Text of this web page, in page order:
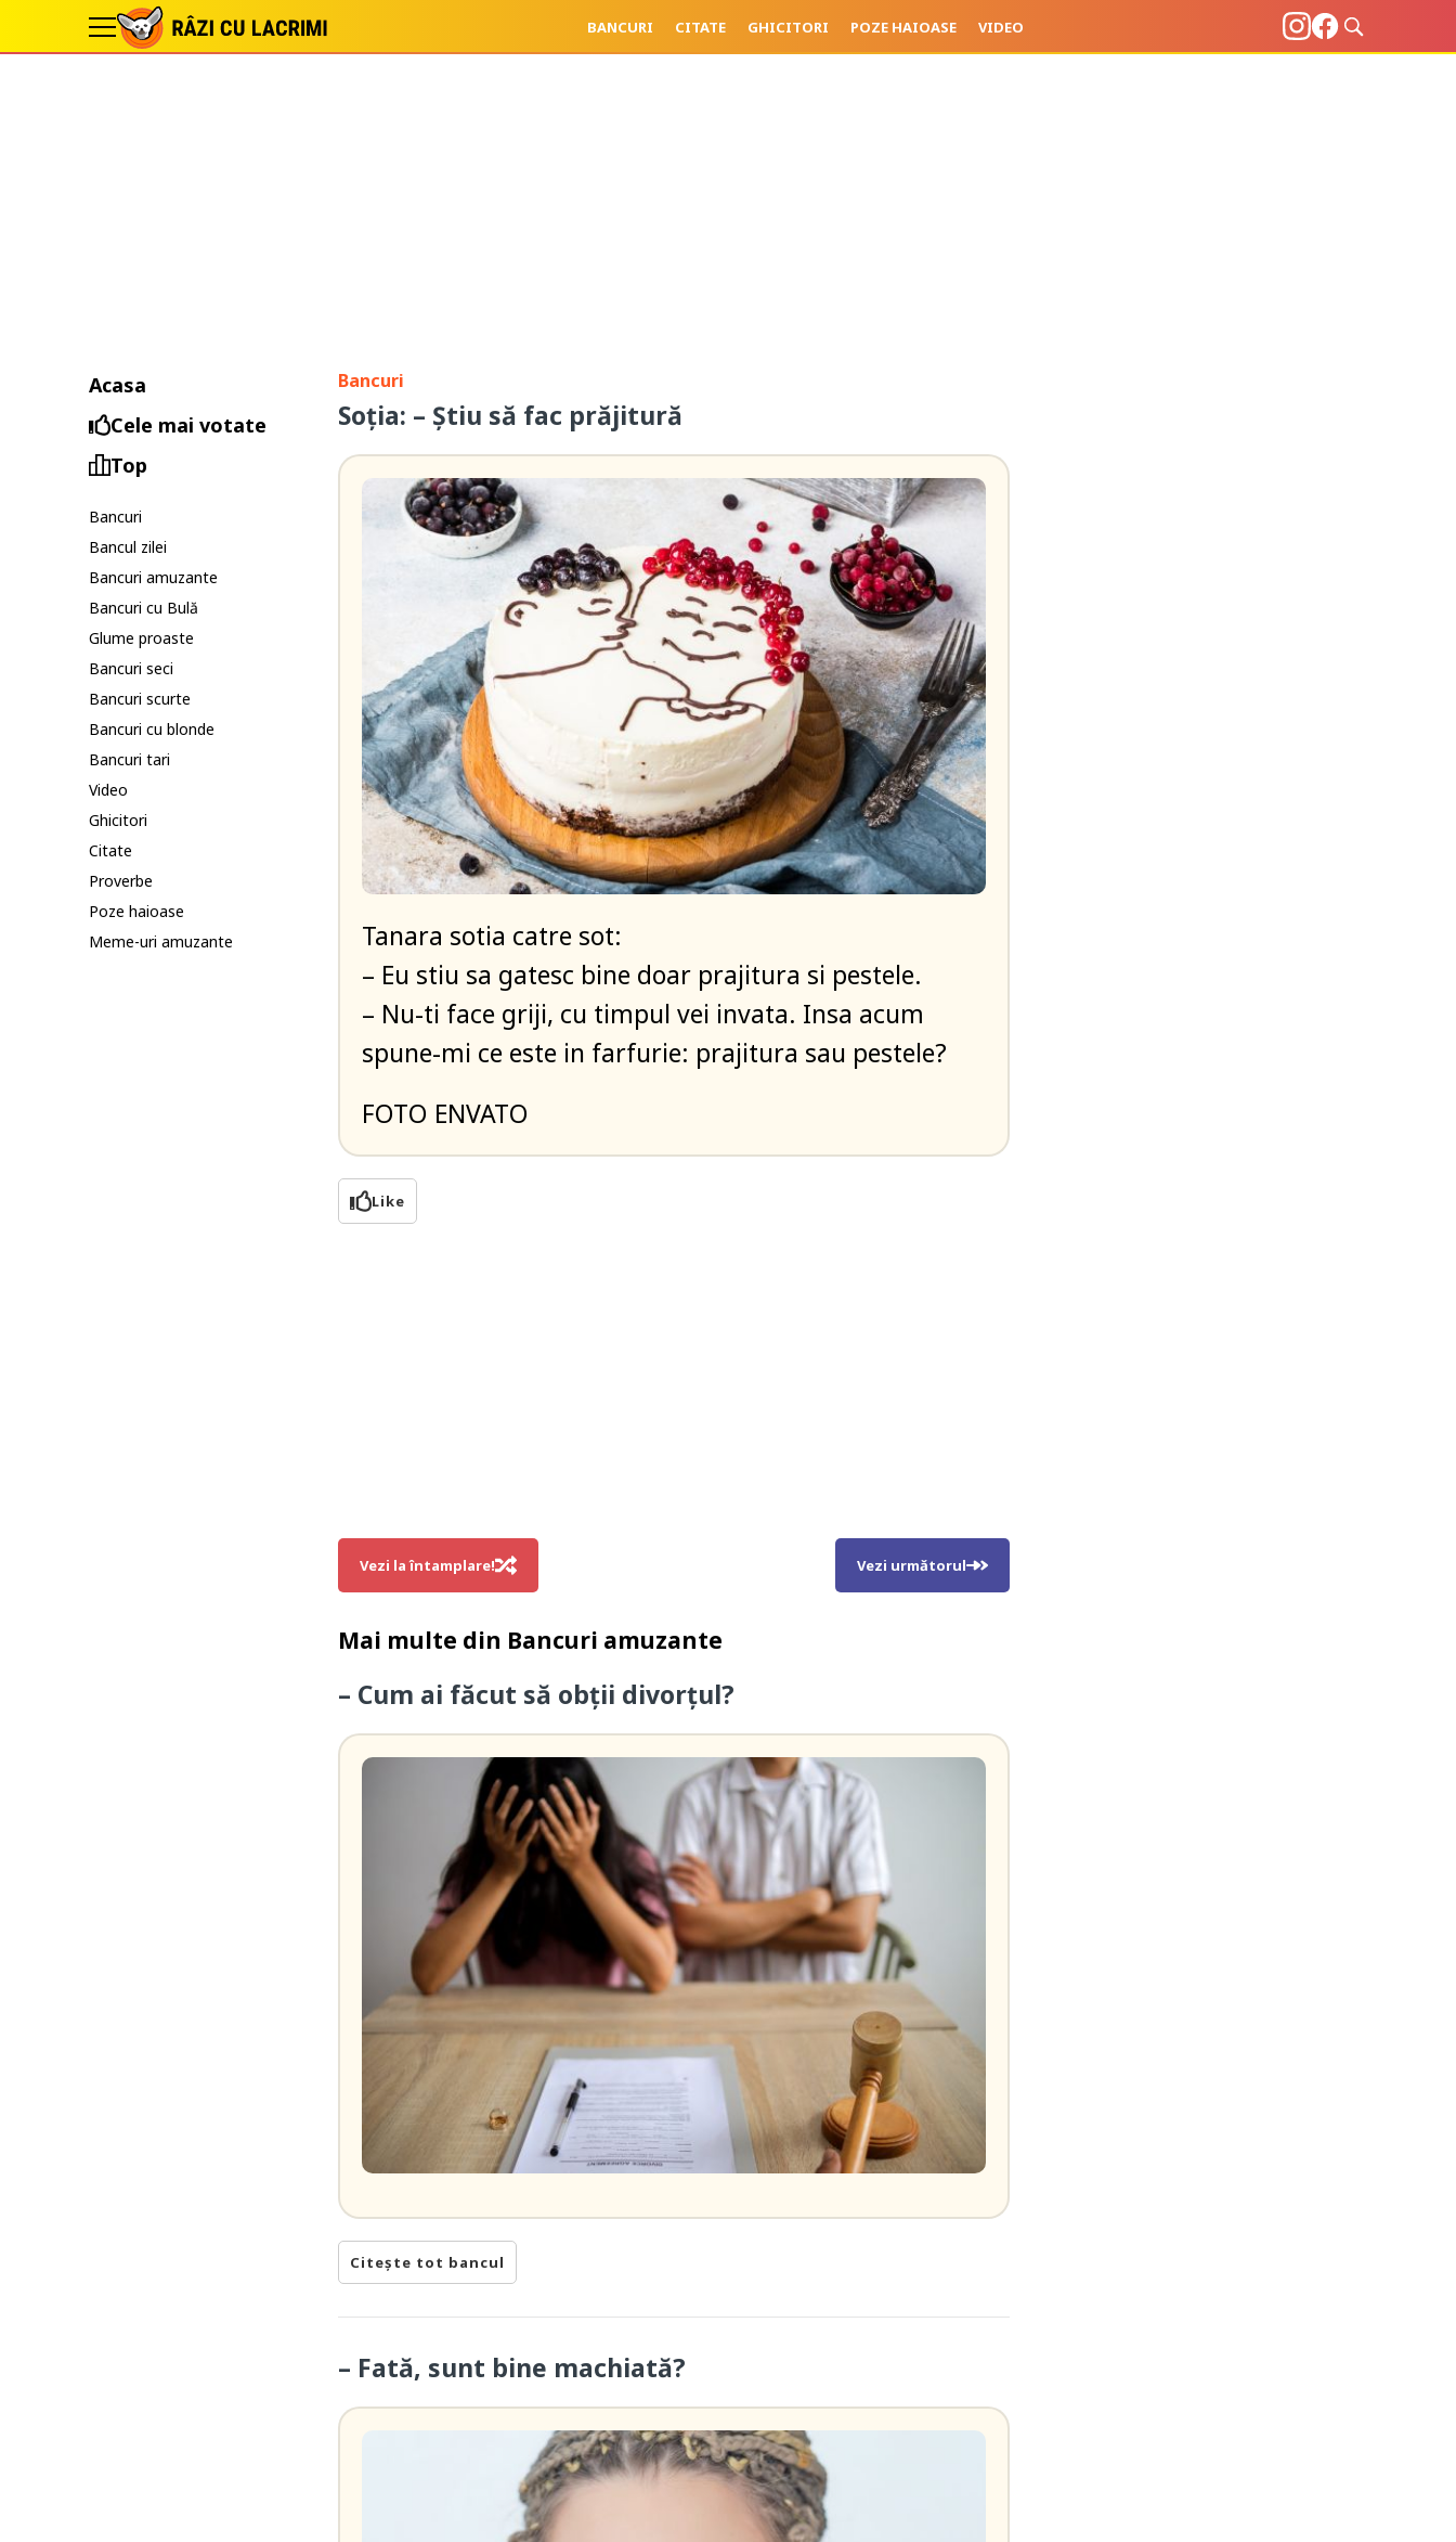
BANCURI CITATE GHICITORI POZE HAIOASE VIDEO
Acasa
Cele mai votate
Top
Bancuri
Bancul zilei
Bancuri amuzante
Bancuri cu Bulă
Glume proaste
Bancuri seci
Bancuri scurte
Bancuri cu blonde
Bancuri tari
Video
Ghicitori
Citate
Proverbe
Poze haioase
Meme-uri amuzante
Bancuri
Soția: – Știu să fac prăjitură
Tanara sotia catre sot:
– Eu stiu sa gatesc bine doar prajitura si pestele.
– Nu-ti face griji, cu timpul vei invata. Insa acum
spune-mi ce este in farfurie: prajitura sau pestele?
FOTO ENVATO
Like
Vezi la întamplare! Vezi următorul
Mai multe din Bancuri amuzante
– Cum ai făcut să obții divorțul?
Citește tot bancul
– Fată, sunt bine machiată?